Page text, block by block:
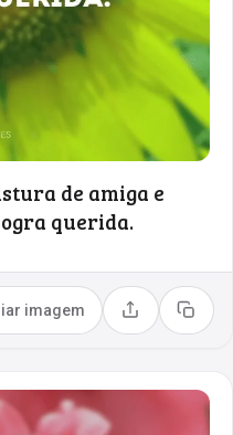
de amiga e
querida.
imagem Compartilhar
Copiar